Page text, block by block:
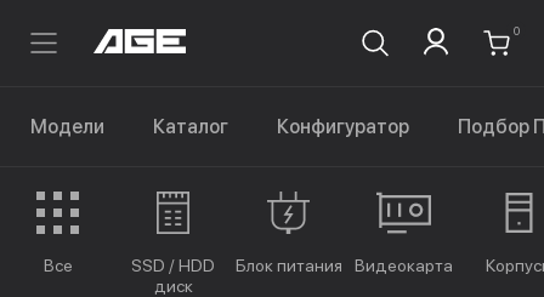
0
Модели Каталог Конфигуратор Подбор
Все
SSD / HDD
диск
Блок питания Видеокарта